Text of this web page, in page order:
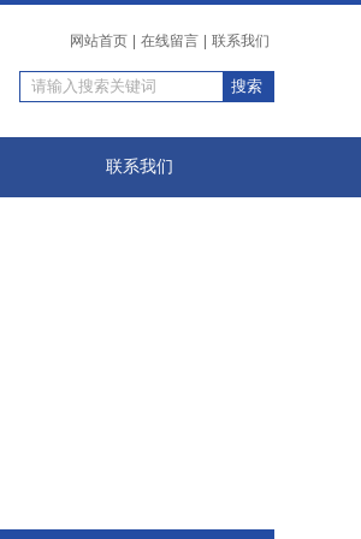
网站首页 在线留言 联系我们
联系我们